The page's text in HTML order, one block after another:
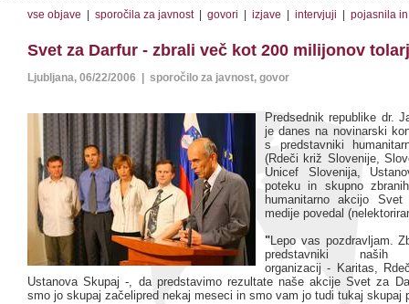
vse objave sporočila za javnost| govori izjave intervjuji pojasnila
Svet za Darfur - zbrali več kot 200 milijonov
Ljubljana, 06/22/2006 | sporočilo za javnost, govor
Predsednik republike dr.
je danes na novinarski
s predstavniki
(Rdeči križ Slovenije,
Unicef Slovenija,
poteku in skupno
humanitarno akcijo
medije povedal
"Lepo vas pozdravljam.
predstavniki naših
organizacij - Karitas,
Ustanova Skupaj -, da predstavimo rezultate naše akcije Svet za
smo jo skupaj začelipred nekaj meseci in smo vam jo tudi tukaj skupaj